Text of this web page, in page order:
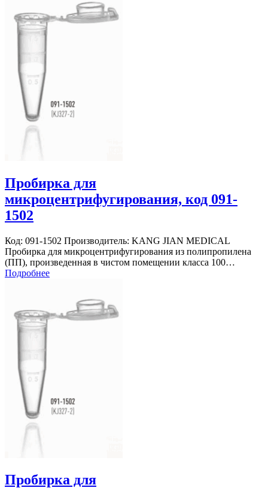
Пробирка для
микроцентрифугирования, код 091-
1502
Код: 091-1502 Производитель: KANG JIAN MEDICAL
Пробирка для микроцентрифугирования из полипропилена
(ПП), произведенная в чистом помещении класса 100…
Подробнее
Пробирка для